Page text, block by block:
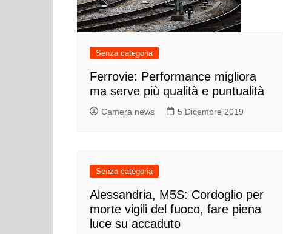
Senza categoria
Ferrovie: Performance migliora
ma serve più qualità e puntualità
Camera news 5 Dicembre 2019
Senza categoria
Alessandria, M5S: Cordoglio per
morte vigili del fuoco, fare piena
luce su accaduto